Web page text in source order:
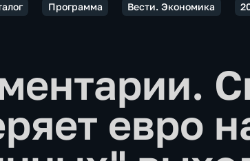
Программа Вести. Экономика
евро